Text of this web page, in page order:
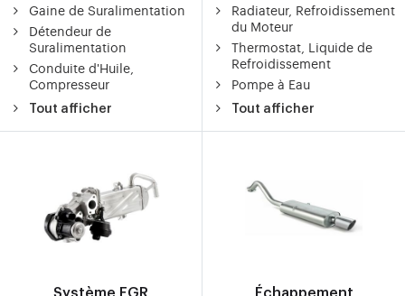
Gaine de Suralimentation
Détendeur de
Suralimentation
Conduite d'Huile,
Compresseur
Tout afficher
Radiateur, Refroidissement
du Moteur
Thermostat, Liquide de
Refroidissement
Pompe à Eau
Tout afficher